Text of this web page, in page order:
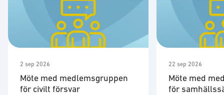
2 sep 2026
Möte med medlemsgruppen
för civilt försvar
22 sep 2026
Möte med
för